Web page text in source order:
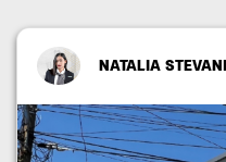
NATALIA